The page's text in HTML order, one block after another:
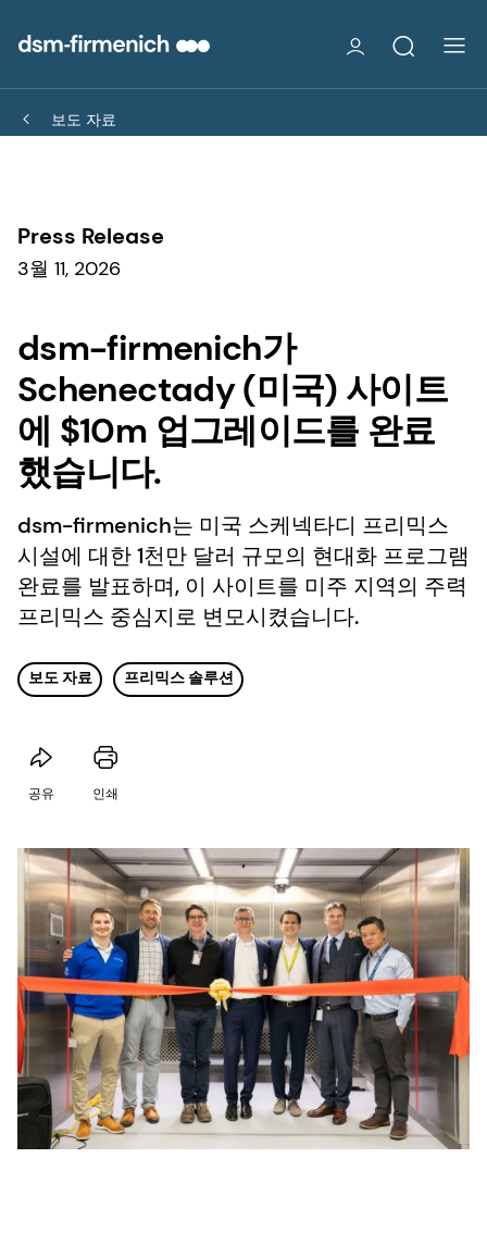
보도 자료
Press Release
3월 11, 2026
dsm-firmenich가
Schenectady (미국) 사이트
에 $10m 업그레이드를 완료
했습니다.
dsm-firmenich는 미국 스케넥타디 프리믹스
시설에 대한 1천만 달러 규모의 현대화 프로그램
완료를 발표하며, 이 사이트를 미주 지역의 주력
프리믹스 중심지로 변모시켰습니다.
보도 자료 프리믹스 솔루션
공유 인쇄